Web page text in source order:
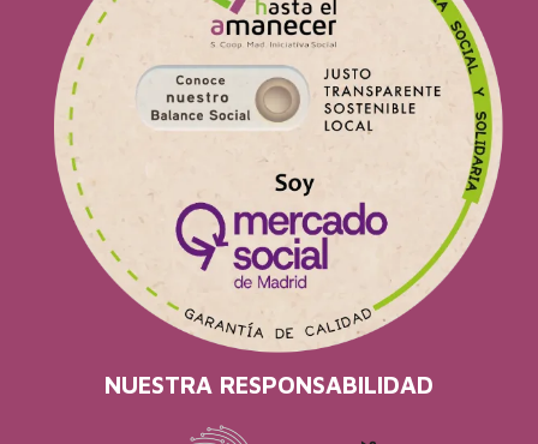
NUESTRA RESPONSABILIDAD